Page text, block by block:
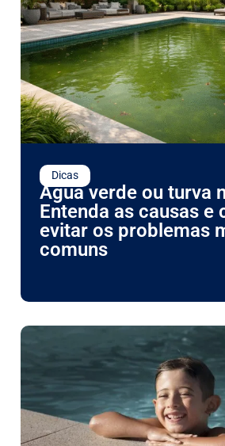
Dicas
Água verde ou turva
Entenda as causas e
evitar os problemas
comuns